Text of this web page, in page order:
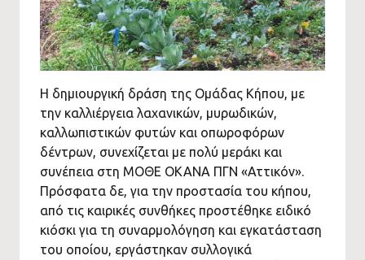
Η δημιουργική δράση της Ομάδας Κήπου, με
την καλλιέργεια λαχανικών, μυρωδικών,
καλλωπιστικών φυτών και οπωροφόρων
δέντρων, συνεχίζεται με πολύ μεράκι και
συνέπεια στη ΜΟΘΕ ΟΚΑΝΑ ΠΓΝ «Αττικόν».
Πρόσφατα δε, για την προστασία του κήπου,
από τις καιρικές συνθήκες προστέθηκε ειδικό
κιόσκι για τη συναρμολόγηση και εγκατάσταση
του οποίου, εργάστηκαν συλλογικά